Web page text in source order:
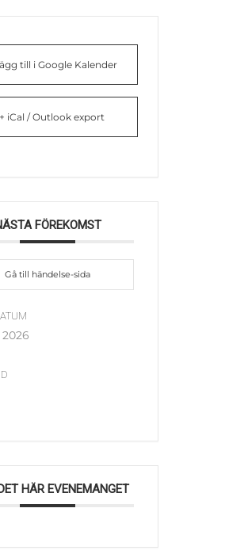
till i Google Kalender
+ iCal / Outlook export
FÖREKOMST
Gå till händelse-sida
HÄR EVENEMANGET